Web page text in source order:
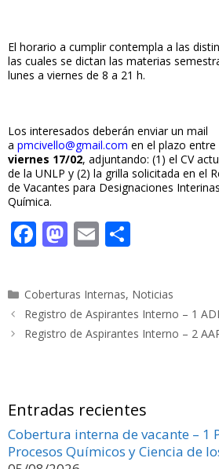
El horario a cumplir contempla a las
las cuales se dictan las materias
lunes a viernes de 8 a 21 h.
Los interesados deberán enviar un mail
a pmcivello@gmail.com en el plazo entre
viernes 17/02, adjuntando: (1) el CV
de la UNLP y (2) la grilla solicitada en el
de Vacantes para Designaciones
Química.
F
e
b
o
M
to
d
o
E
ai
l
m
p
ar
Categorías
Coberturas Internas, Noticias
Registro de Aspirantes Interno – 1
Registro de Aspirantes Interno – 2
Entradas recientes
Cobertura interna de vacante – 1
Procesos Químicos y Ciencia de